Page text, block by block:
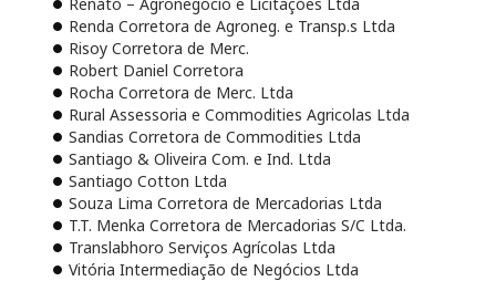
Renda Corretora de Agroneg. e Transp.s Ltda
Risoy Corretora de Merc.
Robert Daniel Corretora
Rocha Corretora de Merc. Ltda
Rural Assessoria e Commodities Agricolas Ltda
Sandias Corretora de Commodities Ltda
Santiago & Oliveira Com. e Ind. Ltda
Santiago Cotton Ltda
Souza Lima Corretora de Mercadorias Ltda
T.T. Menka Corretora de Mercadorias S/C Ltda.
Translabhoro Serviços Agrícolas Ltda
Vitória Intermediação de Negócios Ltda